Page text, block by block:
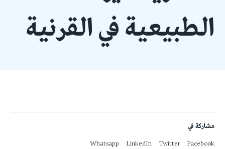
الطبيعية في القرنية
مشاركة في
Facebook
Twitter
LinkedIn
Whatsapp